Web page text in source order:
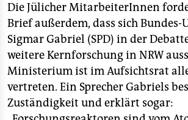
Die Jülicher MitarbeiterInnen
Brief außerdem, dass sich
Sigmar Gabriel (SPD) in der
weitere Kernforschung in NRW
Ministerium ist im Aufsichtsrat
vertreten. Ein Sprecher Gabriels
Zuständigkeit und erklärt sogar: